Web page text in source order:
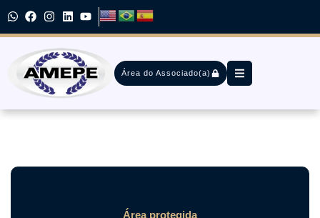
Área do Associado(a)
Área protegida